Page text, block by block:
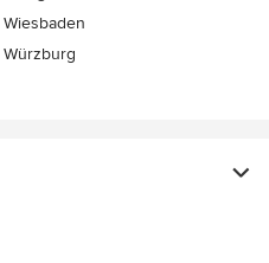
Wiesbaden
Würzburg